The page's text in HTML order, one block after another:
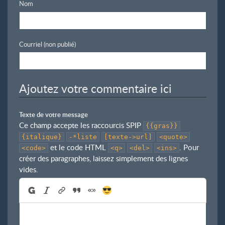
Nom
Courriel (non publié)
Ajoutez votre commentaire ici
Texte de votre message
Ce champ accepte les raccourcis SPIP
{{gras}}
{italique}
-*liste [texte->url]
<quote>
<code>
et le code HTML <q> <del> <ins> . Pour
créer des paragraphes, laissez simplement des lignes
vides.